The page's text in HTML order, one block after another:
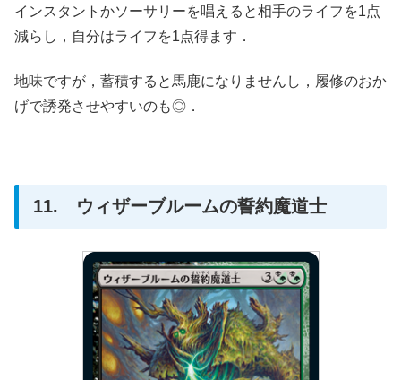
インスタントかソーサリーを唱えると相手のライフを1点
減らし，自分はライフを1点得ます．
地味ですが，蓄積すると馬鹿になりませんし，履修のおか
げで誘発させやすいのも◎．
11. ウィザーブルームの誓約魔道士